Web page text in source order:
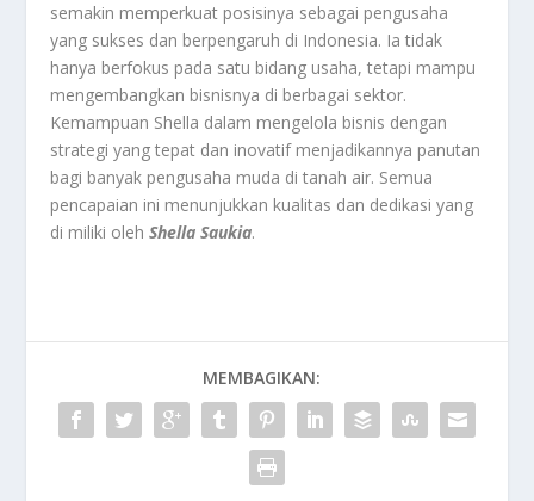
semakin memperkuat posisinya sebagai pengusaha
yang sukses dan berpengaruh di Indonesia. Ia tidak
hanya berfokus pada satu bidang usaha, tetapi mampu
mengembangkan bisnisnya di berbagai sektor.
Kemampuan Shella dalam mengelola bisnis dengan
strategi yang tepat dan inovatif menjadikannya panutan
bagi banyak pengusaha muda di tanah air. Semua
pencapaian ini menunjukkan kualitas dan dedikasi yang
di miliki olehShella Saukia.
MEMBAGIKAN: